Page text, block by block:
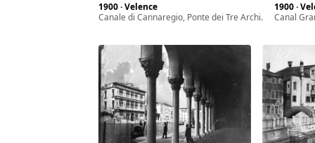
1900 · Velence
Canale di Cannaregio, Ponte dei Tre Archi.
1900 ·
Canal